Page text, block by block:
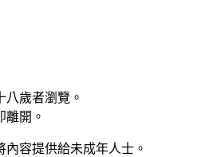
八歲者瀏覽。
離開。
容提供給未成年人士。